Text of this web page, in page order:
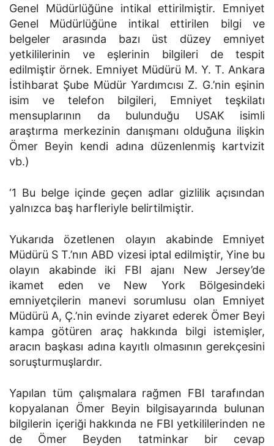
Genel Müdürlüğüne intikal ettirilmiştir. Emniyet
Genel Müdürlüğüne intikal ettirilen bilgi ve
belgeler arasında bazı üst düzey emniyet
yetkililerinin ve eşlerinin bilgileri de tespit
edilmiştir örnek. Emniyet Müdürü M. Y. T. Ankara
İstihbarat Şube Müdür Yardımcısı Z. G.’nin eşinin
isim ve telefon bilgileri, Emniyet teşkilatı
mensuplarının da bulunduğu USAK isimli
araştırma merkezinin danışmanı olduğuna ilişkin
Ömer Beyin kendi adına düzenlenmiş kartvizit
vb.)
‘1 Bu belge içinde geçen adlar gizlilik açısından
yalnızca baş harfleriyle belirtilmiştir.
Yukarıda özetlenen olayın akabinde Emniyet
Müdürü S T.’nın ABD vizesi iptal edilmiştir, Yine bu
olayın akabinde iki FBI ajanı New Jersey’de
ikamet eden ve New York Bölgesindeki
emniyetçilerin manevi sorumlusu olan Emniyet
Müdürü A, Ç.’nin evinde ziyaret ederek Ömer Beyi
kampa götüren araç hakkında bilgi istemişler,
aracın başkası adına kayıtlı olmasının gerekçesini
soruşturmuşlardır.
Yapılan tüm çalışmalara rağmen FBI tarafından
kopyalanan Ömer Beyin bilgisayarında bulunan
bilgilerin içeriği hakkında ne FBI yetkililerinden ne
de Ömer Beyden tatminkar bir cevap